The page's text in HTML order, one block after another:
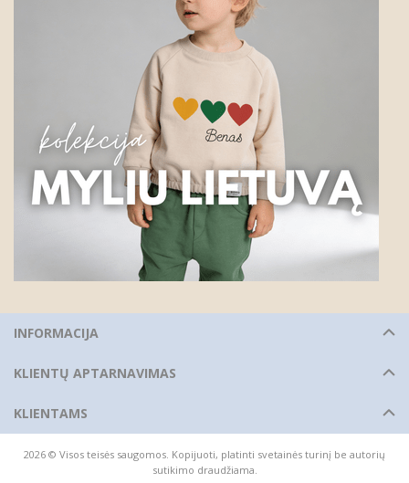
INFORMACIJA
KLIENTŲ APTARNAVIMAS
KLIENTAMS
2026 © Visos teisės saugomos. Kopijuoti, platinti svetainės turinį be autorių
sutikimo draudžiama.